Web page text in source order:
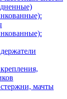
мачты